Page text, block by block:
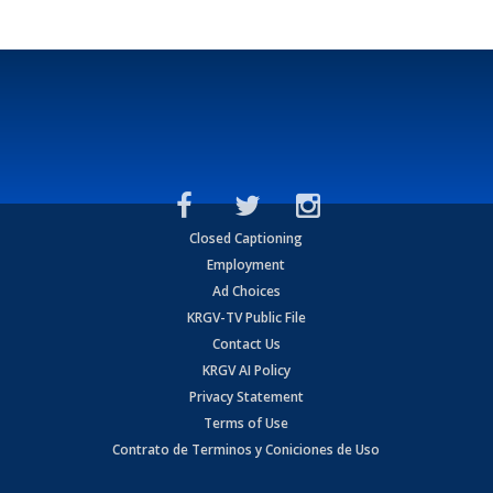
Closed Captioning
Employment
Ad Choices
KRGV-TV Public File
Contact Us
KRGV AI Policy
Privacy Statement
Terms of Use
Contrato de Terminos y Coniciones de Uso